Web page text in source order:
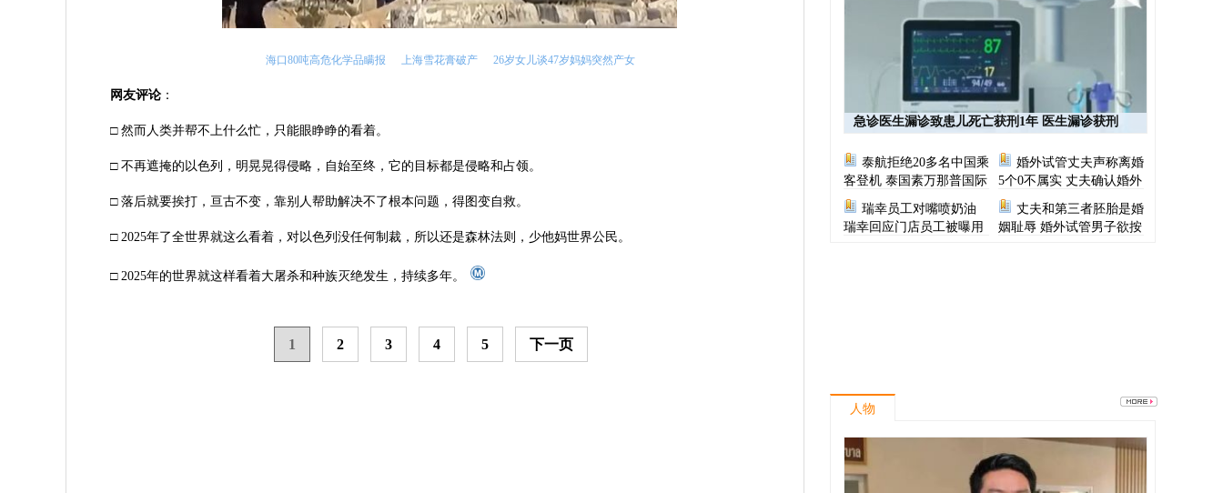
海口80吨高危化学品瞒报 上海雪花膏破产 26岁女儿谈47岁妈妈突然产女
网友评论 ：
□ 然而人类并帮不上什么忙，只能眼睁睁的看着。
□ 不再遮掩的以色列，明晃晃得侵略，自始至终，它的目标都是侵略和占领。
□ 落后就要挨打，亘古不变，靠别人帮助解决不了根本问题，得图变自救。
□ 2025年了全世界就这么看着，对以色列没任何制裁，所以还是森林法则，少他妈世界公民。
□ 2025年的世界就这样看着大屠杀和种族灭绝发生，持续多年。
1 2 3 4 5 下一页
急诊医生漏诊致患儿死亡获刑1年 医生漏诊获刑
泰航拒绝20多名中国乘
客登机 泰国素万那普国际
机场致歉
婚外试管丈夫声称离婚
5个0不属实 丈夫确认婚外
胚胎称早已叫停医院
瑞幸员工对嘴喷奶油
瑞幸回应门店员工被曝用
丈夫和第三者胚胎是婚
姻耻辱 婚外试管男子欲按
人物